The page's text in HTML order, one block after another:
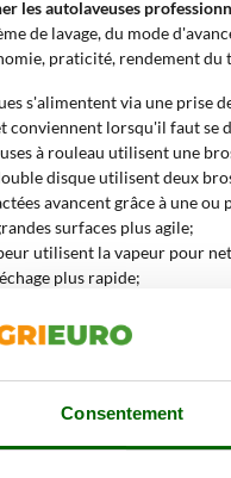
Consentement
les autolaveuses
de lavage, du mode
praticité, rendement
s'alimentent via une prise
conviennent lorsqu'il faut se
à rouleau utilisent une
disque utilisent deux
avancent grâce à une
surfaces plus agile;
utilisent la vapeur pour
plus rapide;
permet de contrôler et
actives;
pour surfaces délicates
tenace.